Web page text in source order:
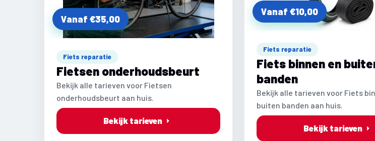
Vanaf €35,00
Fiets reparatie
Fietsen onderhoudsbeurt
Bekijk alle tarieven voor Fietsen
onderhoudsbeurt aan huis.
Bekijk tarieven
Vanaf €10,00
Fiets reparatie
Fiets binnen en
banden
Bekijk alle tarieven voor Fiets
buiten banden aan huis.
Bekijk tarieven